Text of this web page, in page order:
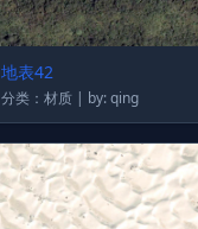
地表42
分类：材质 | by: qing